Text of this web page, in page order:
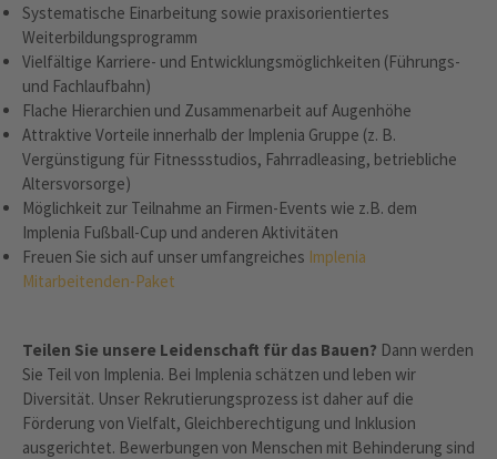
Systematische Einarbeitung sowie praxisorientiertes
Weiterbildungsprogramm
Vielfältige Karriere- und Entwicklungsmöglichkeiten (Führungs-
und Fachlaufbahn)
Flache Hierarchien und Zusammenarbeit auf Augenhöhe
Attraktive Vorteile innerhalb der Implenia Gruppe (z. B.
Vergünstigung für Fitnessstudios, Fahrradleasing, betriebliche
Altersvorsorge)
Möglichkeit zur Teilnahme an Firmen-Events wie z.B. dem
Implenia Fußball-Cup und anderen Aktivitäten
Freuen Sie sich auf unser umfangreiches Implenia
Mitarbeitenden-Paket
Teilen Sie unsere Leidenschaft für das Bauen? Dann werden
Sie Teil von Implenia. Bei Implenia schätzen und leben wir
Diversität. Unser Rekrutierungsprozess ist daher auf die
Förderung von Vielfalt, Gleichberechtigung und Inklusion
ausgerichtet. Bewerbungen von Menschen mit Behinderung sind